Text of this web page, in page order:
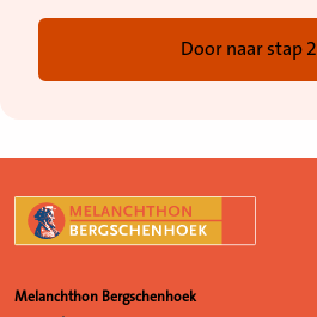
Door naar stap 2
Melanchthon Bergschenhoek